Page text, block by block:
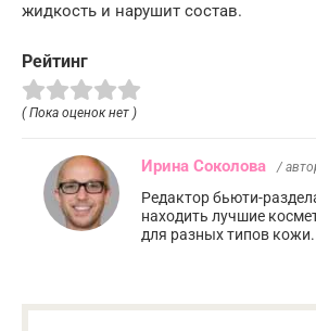
жидкость и нарушит состав.
Рейтинг
( Пока оценок нет )
Ирина Соколова /
Редактор бьюти-
находить лучшие
для разных типов кожи.